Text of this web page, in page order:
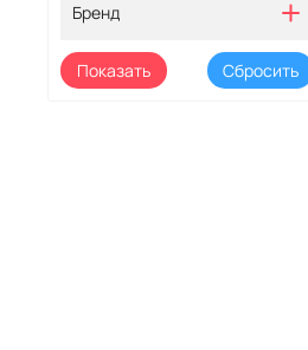
Бренд